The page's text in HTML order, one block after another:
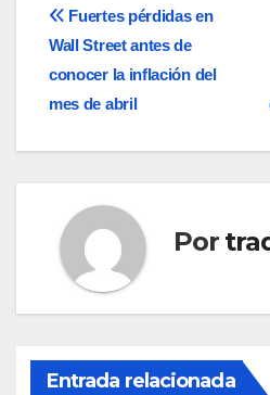
Navegación
de
entradas
Fuertes pérdidas en
Wall Street antes de
conocer la inflación del
mes de abril
Por
Entrada relacionada